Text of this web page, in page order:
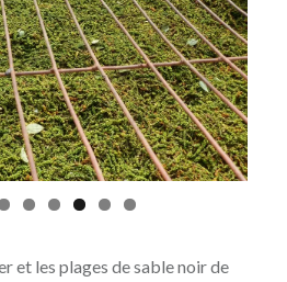
et les plages de sable noir de